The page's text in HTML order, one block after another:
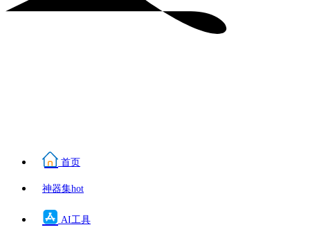
首页
神器集hot
AI工具